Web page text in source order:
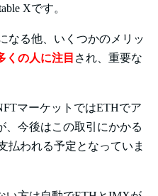
Xです。
なる他、いくつかのメリッ
くの人に注目 され、重要な
マーケットではETHでア
、今後はこの取引にかかる
払われる予定となっていま